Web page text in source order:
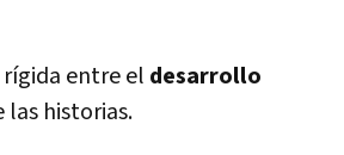
entre el desarrollo
las historias.